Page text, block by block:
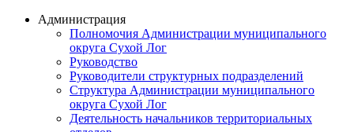
Администрация
Полномочия Администрации муниципального
округа Сухой Лог
Руководство
Руководители структурных подразделений
Структура Администрации муниципального
округа Сухой Лог
Деятельность начальников территориальных